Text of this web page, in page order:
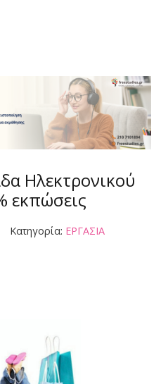
Ηλεκτρονικού
εκπώσεις
Κατηγορία: ΕΡΓΑΣΙΑ